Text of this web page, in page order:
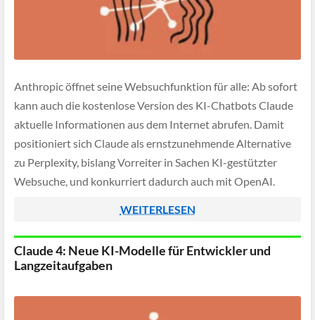
Anthropic öffnet seine Websuchfunktion für alle: Ab sofort
kann auch die kostenlose Version des KI-Chatbots Claude
aktuelle Informationen aus dem Internet abrufen. Damit
positioniert sich Claude als ernstzunehmende Alternative
zu Perplexity, bislang Vorreiter in Sachen KI-gestützter
Websuche, und konkurriert dadurch auch mit OpenAI.
WEITERLESEN
Claude 4: Neue KI-Modelle für Entwickler und
Langzeitaufgaben